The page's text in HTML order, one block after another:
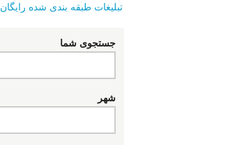
تبلیغات طبقه بندی شده رایگان
جستجوی شما
شهر